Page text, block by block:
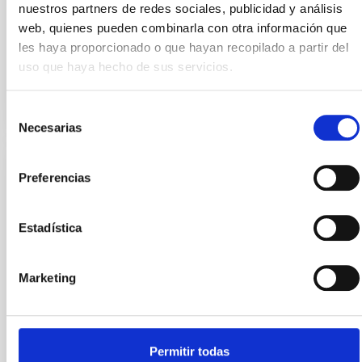
nuestros partners de redes sociales, publicidad y análisis
web, quienes pueden combinarla con otra información que
les haya proporcionado o que hayan recopilado a partir del
uso que haya hecho de sus servicios.
Necesarias
Preferencias
Estadística
Marketing
Permitir todas
Fecha en vigor 26/11/2025-26/11/2028
Vigente
Convenio entre la Liverpool John Moores
Canarias para la instalación y operación del
Telescopio Liverpool, perteneciente a la LJMU, en el
Observatorio del Roque de los Muchachos (ORM), en